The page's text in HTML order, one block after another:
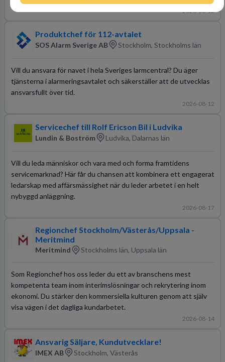
2026-08-12
Produktchef för 112-avtalet
SOS Alarm Sverige AB Stockholm, Stockholms län
Vill du ansvara för navet i hela Sveriges larmcentral? Du äger
tjänsterna i alarmeringsavtalet och säkerställer att de utvecklas
ansvarsfullt över tid.
2026-08-12
Servicechef till Rolf Ericson Bil i Ludvika
Lundin & Boström Ludvika, Dalarnas län
Vill du leda människor och vara med och forma framtidens
servicemarknad? Här får du chansen att kombinera ett engagerat
ledarskap med affärsmässighet när du leder arbetet i en helt
nybyggd anläggning.
2026-08-17
Regionchef Stockholm/Västerås/Uppsala -
Meritmind
Meritmind Stockholms län, Uppsala län
Som Regionchef hos oss leder du ett av branschens mest
kompetenta team inom interimslösningar och rekrytering inom
ekonomi. Du stärker den kommersiella kulturen genom att själv
visa vägen i det dagliga kundarbetet.
2026-08-14
Ansvarig Säljare, Kundutvecklare!
IMEX AB Stockholm, Västerås